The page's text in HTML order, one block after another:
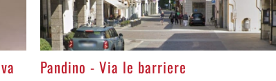
>
Pandino - Via le barriere